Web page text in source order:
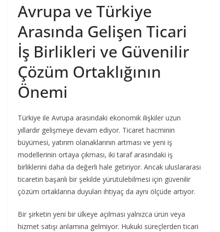
Avrupa ve Türkiye
Arasında Gelişen Ticari
İş Birlikleri ve Güvenilir
Çözüm Ortaklığının
Önemi
Türkiye ile Avrupa arasındaki ekonomik ilişkiler uzun
yıllardır gelişmeye devam ediyor. Ticaret hacminin
büyümesi, yatırım olanaklarının artması ve yeni iş
modellerinin ortaya çıkması, iki taraf arasındaki iş
birliklerini daha da değerli hale getiriyor. Ancak uluslararası
ticaretin başarılı bir şekilde yürütülebilmesi için güvenilir
çözüm ortaklarına duyulan ihtiyaç da aynı ölçüde artıyor.
Bir şirketin yeni bir ülkeye açılması yalnızca ürün veya
hizmet satışı anlamına gelmiyor. Hukuki süreçlerden ticari